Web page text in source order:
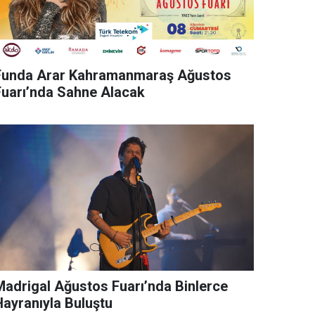
Arar Kahramanmaraş Ağustos
Sahne Alacak
Ağustos Fuarı’nda Binlerce
Buluştu